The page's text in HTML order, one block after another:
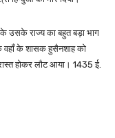
उसके राज्य का बहुत बड़ा भाग
वहाँ के शासक हुसैनशाह को
होकर लौट आया। 1435 ई.